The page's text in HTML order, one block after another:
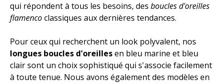
qui répondent à tous les besoins, des boucles d'oreilles
flamencoclassiques aux dernières tendances.
Pour ceux qui recherchent un look polyvalent, nos
longues boucles d'oreillesen bleu marine et bleu
clair sont un choix sophistiqué qui s'associe facilement
à toute tenue. Nous avons également des modèles en